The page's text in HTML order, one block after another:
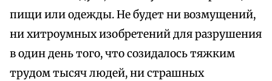
пищи или одежды. Не будет ни возмущений,
ни хитроумных изобретений для разрушения
в один день того, что созидалось тяжким
трудом тысяч людей, ни страшных